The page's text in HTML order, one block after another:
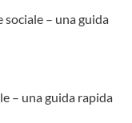
sociale – una guida
– una guida rapida